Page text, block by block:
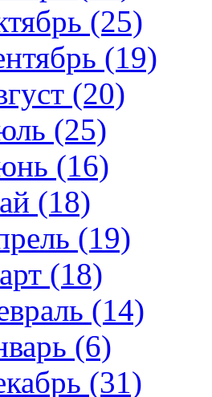
(25)
(19)
(20)
(25)
(16)
(18)
(19)
(18)
(14)
(6)
(31)